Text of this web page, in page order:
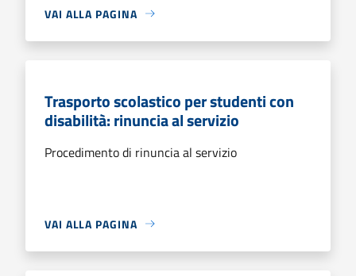
VAI ALLA PAGINA
Trasporto scolastico per studenti con
disabilità: rinuncia al servizio
Procedimento di rinuncia al servizio
VAI ALLA PAGINA